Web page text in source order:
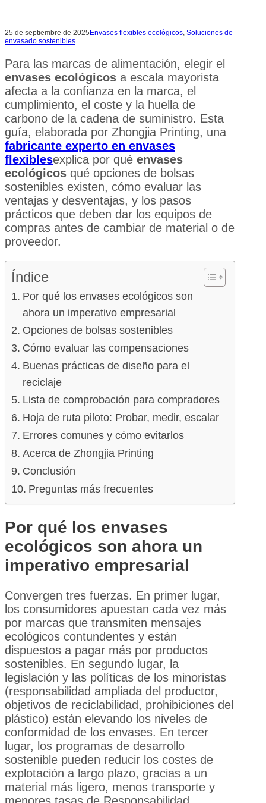
25 de septiembre de 2025Envases flexibles ecológicos, Soluciones de
envasado sostenibles
Para las marcas de alimentación, elegir el
envases ecológicos a escala mayorista
afecta a la confianza en la marca, el
cumplimiento, el coste y la huella de
carbono de la cadena de suministro. Esta
guía, elaborada por Zhongjia Printing, una
fabricante experto en envases
flexiblesexplica por qué envases
ecológicos qué opciones de bolsas
sostenibles existen, cómo evaluar las
ventajas y desventajas, y los pasos
prácticos que deben dar los equipos de
compras antes de cambiar de material o de
proveedor.
Índice
Por qué los envases ecológicos son
ahora un imperativo empresarial
Opciones de bolsas sostenibles
Cómo evaluar las compensaciones
Buenas prácticas de diseño para el
reciclaje
Lista de comprobación para compradores
Hoja de ruta piloto: Probar, medir, escalar
Errores comunes y cómo evitarlos
Acerca de Zhongjia Printing
Conclusión
Preguntas más frecuentes
Por qué los envases
ecológicos son ahora un
imperativo empresarial
Convergen tres fuerzas. En primer lugar,
los consumidores apuestan cada vez más
por marcas que transmiten mensajes
ecológicos contundentes y están
dispuestos a pagar más por productos
sostenibles. En segundo lugar, la
legislación y las políticas de los minoristas
(responsabilidad ampliada del productor,
objetivos de reciclabilidad, prohibiciones del
plástico) están elevando los niveles de
conformidad de los envases. En tercer
lugar, los programas de desarrollo
sostenible pueden reducir los costes de
explotación a largo plazo, gracias a un
material más ligero, menos transporte y